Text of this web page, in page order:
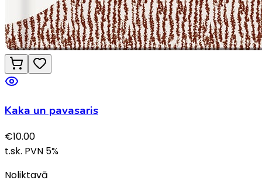
Kaka un pavasaris
€10.00
t.sk. PVN 5%
Noliktavā